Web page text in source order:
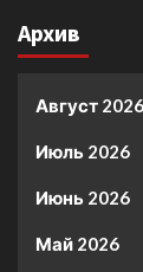
Архив
Август 2026
Июль 2026
Июнь 2026
Май 2026